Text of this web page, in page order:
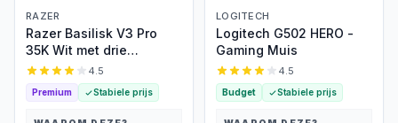
RAZER
Razer Basilisk V3 Pro
35K Wit met drie
verbindingen
4.5
Premium Stabiele prijs
LOGITECH
Logitech G502 HERO -
Gaming Muis
4.5
Budget Stabiele prijs